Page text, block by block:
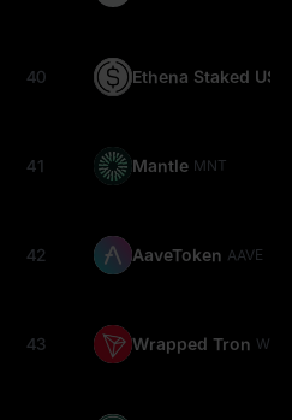
40 Ethena Staked USDe
41 Mantle MNT
42 AaveToken AAVE
43 Wrapped Tron WTRX